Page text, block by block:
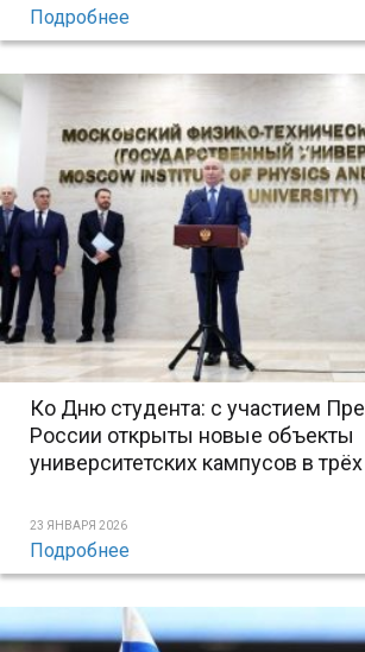
Подробнее
Ко Дню студента: с участием
России открыты новые объекты
университетских кампусов в
23 ЯНВАРЯ 2026
Подробнее